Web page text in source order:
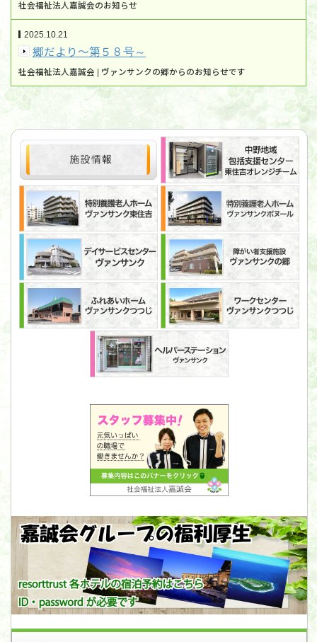
社会福祉法人嘉誠会のお知らせ
2025.10.21
郷だより～第５８号～
社会福祉法人嘉誠会 | ヴァンサンクの郷からのお知らせです